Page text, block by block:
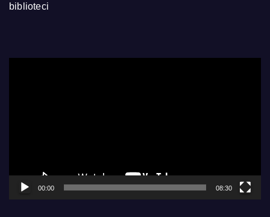
biblioteci
00:00 08:30